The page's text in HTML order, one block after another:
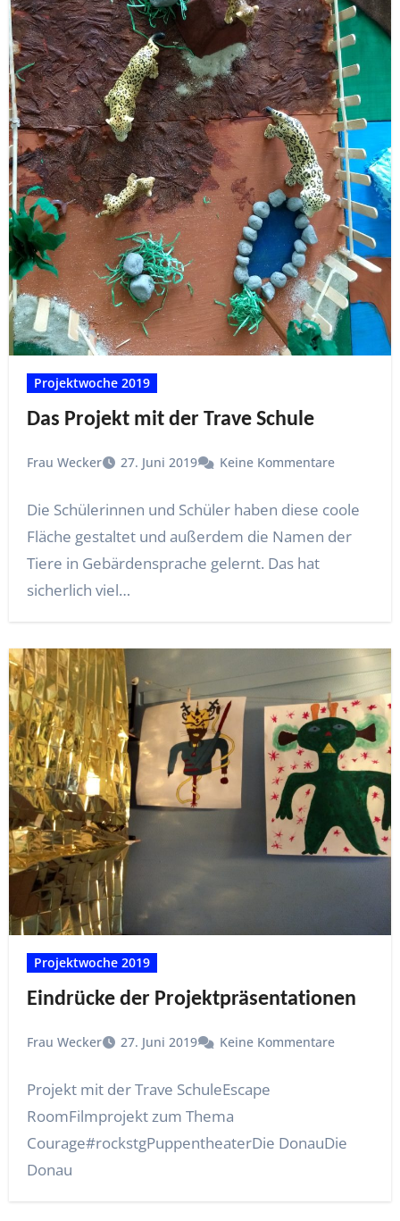
Projektwoche 2019
Das Projekt mit der Trave Schule
Frau Wecker 27. Juni 2019 Keine Kommentare
Die Schülerinnen und Schüler haben diese coole
Fläche gestaltet und außerdem die Namen der
Tiere in Gebärdensprache gelernt. Das hat
sicherlich viel…
Projektwoche 2019
Eindrücke der Projektpräsentationen
Frau Wecker 27. Juni 2019 Keine Kommentare
Projekt mit der Trave SchuleEscape
RoomFilmprojekt zum Thema
Courage#rockstgPuppentheaterDie DonauDie
Donau